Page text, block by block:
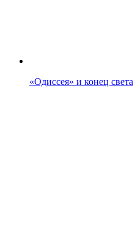
«Одиссея» и конец света